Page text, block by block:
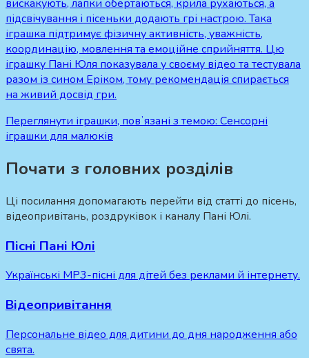
вискакують, лапки обертаються, крила рухаються, а
підсвічування і пісеньки додають грі настрою. Така
іграшка підтримує фізичну активність, уважність,
координацію, мовлення та емоційне сприйняття. Цю
іграшку Пані Юля показувала у своєму відео та тестувала
разом із сином Еріком, тому рекомендація спирається
на живий досвід гри.
Переглянути іграшки, повʼязані з темою: Сенсорні
іграшки для малюків
Почати з головних розділів
Ці посилання допомагають перейти від статті до пісень,
відеопривітань, роздруківок і каналу Пані Юлі.
Пісні Пані Юлі
Українські MP3-пісні для дітей без реклами й інтернету.
Відеопривітання
Персональне відео для дитини до дня народження або
свята.